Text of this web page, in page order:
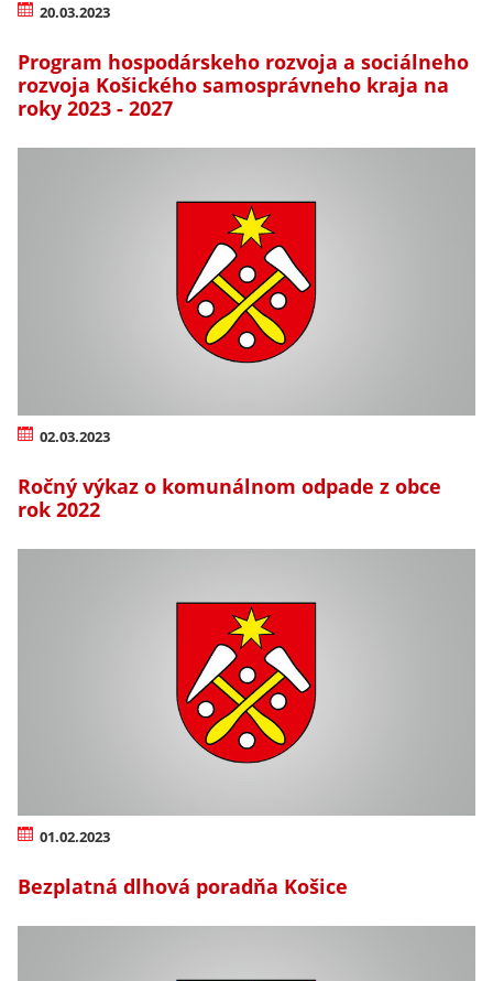
20.03.2023
Program hospodárskeho rozvoja a sociálneho
rozvoja Košického samosprávneho kraja na
roky 2023 - 2027
02.03.2023
Ročný výkaz o komunálnom odpade z obce
rok 2022
01.02.2023
Bezplatná dlhová poradňa Košice